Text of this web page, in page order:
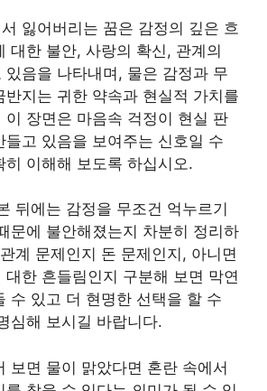
잃어버리는 꿈은 감정의 깊은 흐
대한 불안, 사랑의 확신, 관계의
있음을 나타내며, 물은 감정과 무
반지는 귀한 약속과 현실적 가치를
이 장면은 마음속 걱정이 현실 판
들고 있음을 보여주는 신호일 수
히 이해해 보도록 하십시오.
뒤에는 감정을 무조건 억누르기
문에 불안해졌는지 차분히 정리하
계 문제인지 돈 문제인지, 아니면
대한 흔들림인지 구분해 보면 막연
수 있고 더 현명한 선택을 할 수
심해 보시길 바랍니다.
보면 물이 맑았다면 혼란 속에서